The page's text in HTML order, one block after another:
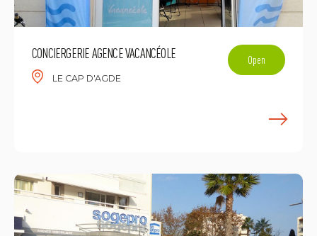
CONCIERGERIE AGENCE VACANCÉOLE
LE CAP D'AGDE
Open